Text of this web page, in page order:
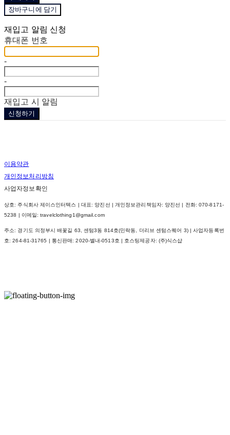
장바구니에 담기
재입고 알림 신청
휴대폰 번호
-
-
재입고 시 알림
신청하기
이용약관
개인정보처리방침
사업자정보확인
상호: 주식회사 제이스인터텍스 | 대표: 양진선 | 개인정보관리책임자: 양진선 | 전화: 070-8171-
5238 | 이메일: travelclothing1@gmail.com
주소: 경기도 의정부시 배꽃길 63, 센텀3동 814호(민락동, 더리브 센텀스퀘어 3) | 사업자등록번
호:264-81-31765 | 통신판매:2020-별내-0513호 | 호스팅제공자: (주)식스샵